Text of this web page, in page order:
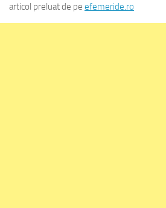
articol preluat de pe efemeride.ro